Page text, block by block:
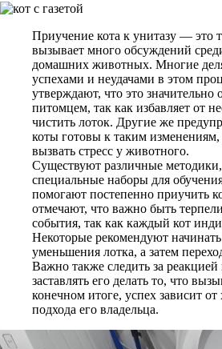
Приучение кота к унитазу — это
вызывает много обсуждений
домашних животных. Многие
успехами и неудачами в этом
утверждают, что это значительно
питомцем, так как избавляет от
чистить лоток. Другие же
коты готовы к таким
вызвать стресс у животного.
Существуют различные
специальные наборы для
помогают постепенно приучить
отмечают, что важно быть
события, так как каждый кот
Некоторые рекомендуют
уменьшения лотка, а затем
Важно также следить за
заставлять его делать то, что
конечном итоге, успех зависит от
подхода его владельца.